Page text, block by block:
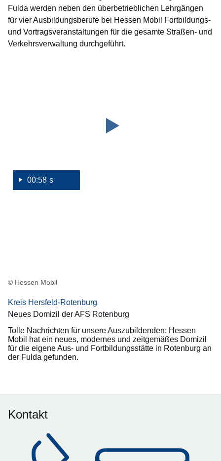
Fulda werden neben den überbetrieblichen Lehrgängen
für vier Ausbildungsberufe bei Hessen Mobil Fortbildungs-
und Vortragsveranstaltungen für die gesamte Straßen- und
Verkehrsverwaltung durchgeführt.
zieht
in
00:58 s
© Hessen Mobil
Kreis Hersfeld-Rotenburg
Neues Domizil der AFS Rotenburg
Tolle Nachrichten für unsere Auszubildenden: Hessen
Mobil hat ein neues, modernes und zeitgemäßes Domizil
für die eigene Aus- und Fortbildungsstätte in Rotenburg an
der Fulda gefunden.
Kontakt